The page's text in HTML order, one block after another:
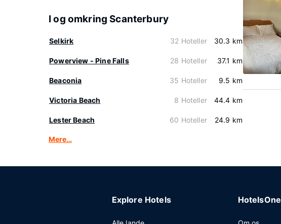
I og omkring Scanterbury
Selkirk 32 Hoteller 30.3 km
Powerview - Pine Falls 28 Hoteller 37.1 km
Beaconia 35 Hoteller 9.5 km
Victoria Beach 8 Hoteller 44.4 km
Lester Beach 60 Hoteller 24.9 km
Mere…
Explore Hotels HotelsOne